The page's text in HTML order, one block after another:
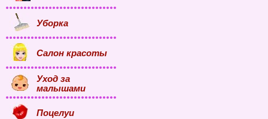
Уборка
Салон красоты
Уход за
малышами
Поцелуи